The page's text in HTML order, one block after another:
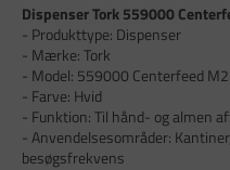
Dispenser Tork 559000
- Produkttype: Dispenser
- Mærke: Tork
- Model: 559000 Centerfeed M2
- Farve: Hvid
- Funktion: Til hånd- og almen
- Anvendelsesområder:
besøgsfrekvens